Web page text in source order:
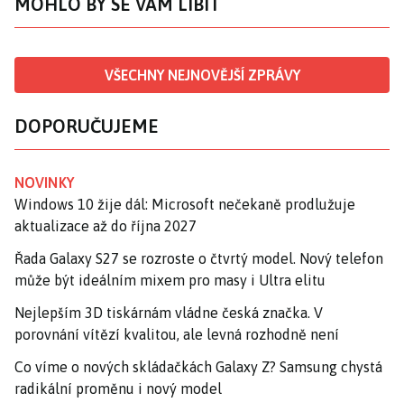
VŠECHNY NEJNOVĚJŠÍ ZPRÁVY
DOPORUČUJEME
NOVINKY
Windows 10 žije dál: Microsoft nečekaně prodlužuje
aktualizace až do října 2027
Řada Galaxy S27 se rozroste o čtvrtý model. Nový telefon
může být ideálním mixem pro masy i Ultra elitu
Nejlepším 3D tiskárnám vládne česká značka. V
porovnání vítězí kvalitou, ale levná rozhodně není
Co víme o nových skládačkách Galaxy Z? Samsung chystá
radikální proměnu i nový model